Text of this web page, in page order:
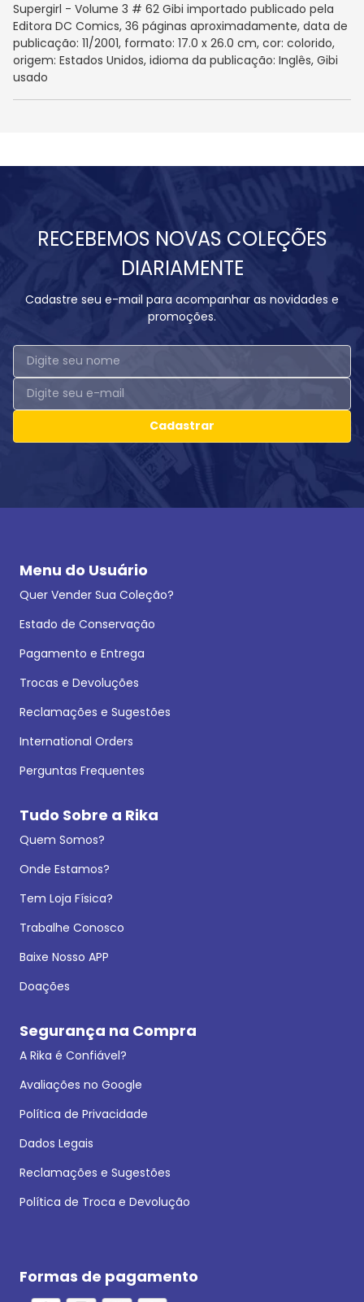
Supergirl - Volume 3 # 62 Gibi importado publicado pela
Editora DC Comics, 36 páginas aproximadamente, data de
publicação: 11/2001, formato: 17.0 x 26.0 cm, cor: colorido,
origem: Estados Unidos, idioma da publicação: Inglês, Gibi
usado
RECEBEMOS NOVAS COLEÇÕES
DIARIAMENTE
Cadastre seu e-mail para acompanhar as novidades e
promoções.
Cadastrar
Menu do Usuário
Quer Vender Sua Coleção?
Estado de Conservação
Pagamento e Entrega
Trocas e Devoluções
Reclamações e Sugestões
International Orders
Perguntas Frequentes
Tudo Sobre a Rika
Quem Somos?
Onde Estamos?
Tem Loja Física?
Trabalhe Conosco
Baixe Nosso APP
Doações
Segurança na Compra
A Rika é Confiável?
Avaliações no Google
Política de Privacidade
Dados Legais
Reclamações e Sugestões
Política de Troca e Devolução
Formas de pagamento